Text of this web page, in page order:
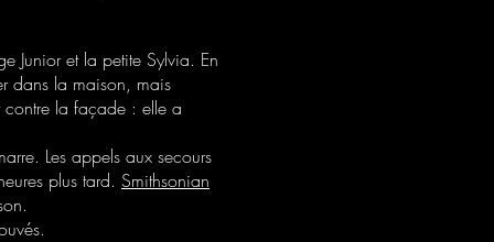
Junior et la petite Sylvia. En
dans la maison, mais
contre la façade : elle a
Les appels aux secours
plus tard. Smithsonian